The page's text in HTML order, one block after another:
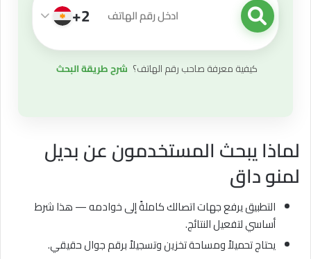
+2 قيمة البحث
كيفية معرفة صاحب رقم الهاتف؟ شرح طريقة البحث
لماذا يبحث المستخدمون عن بديل
لمنو داق
التطبيق يرفع جهات اتصالك كاملةً إلى خوادمه — هذا شرط
أساسي لتفعيل النتائج.
يحتاج تحميلاً ومساحة تخزين وتسجيلاً برقم جوال حقيقي.